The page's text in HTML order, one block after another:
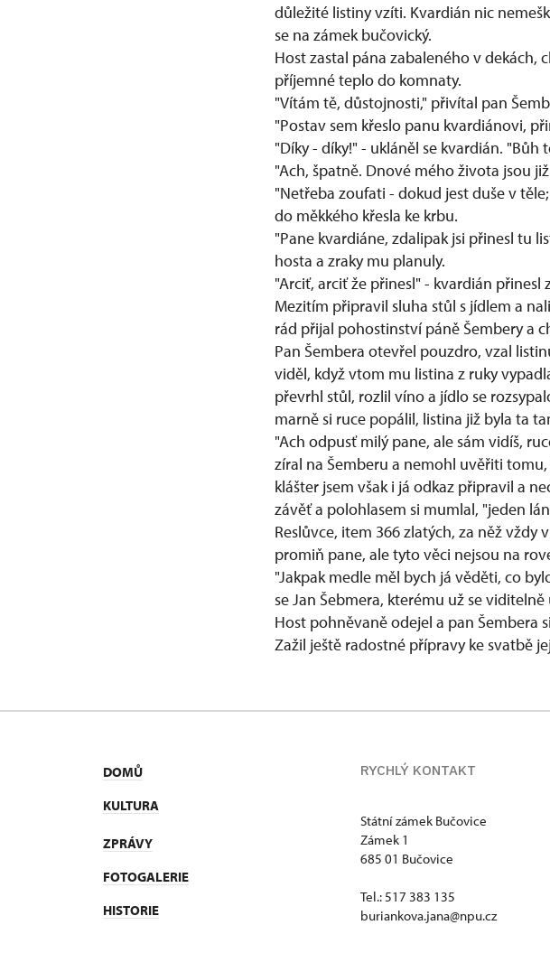
důležité listiny vzíti. Kvardián nic
se na zámek bučovický.
Host zastal pána zabaleného v dekách,
příjemné teplo do komnaty.
"Vítám tě, důstojnosti," přivítal pan
"Postav sem křeslo panu kvardiánovi,
"Díky - díky!" - ukláněl se kvardián. "Bůh
"Ach, špatně. Dnové mého života jsou
"Netřeba zoufati - dokud jest duše v
do měkkého křesla ke krbu.
"Pane kvardiáne, zdalipak jsi přinesl tu
hosta a zraky mu planuly.
"Arciť, arciť že přinesl" - kvardián
Mezitím připravil sluha stůl s jídlem a
rád přijal pohostinství páně Šembery a
Pan Šembera otevřel pouzdro, vzal
viděl, když vtom mu listina z ruky
převrhl stůl, rozlil víno a jídlo se
marně si ruce popálil, listina již byla ta
"Ach odpusť milý pane, ale sám vidíš,
zíral na Šemberu a nemohl uvěřiti
klášter jsem však i já odkaz připravil a
závěť a polohlasem si mumlal, "jeden
Reslůvce, item 366 zlatých, za něž vždy
promiň pane, ale tyto věci nejsou na
"Jakpak medle měl bych já věděti, co
se Jan Šebmera, kterému už se
Host pohněvaně odejel a pan Šembera
Zažil ještě radostné přípravy ke svatbě
DOMŮ
KULTURA
ZPRÁVY
FOTOGALERIE
HISTORIE
RYCHLÝ KONTAKT
Státní zámek Bučovice
Zámek 1
685 01 Bučovice
Tel.: 517 383 135
buriankova.jana@npu.cz